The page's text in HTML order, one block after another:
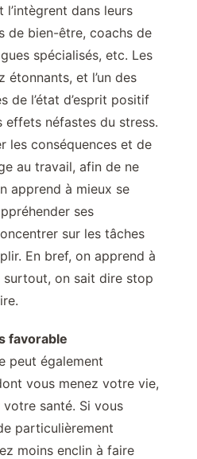
dans leurs
de bien-être, coachs de
spécialisés, etc. Les
étonnants, et l’un des
de l’état d’esprit positif
effets néfastes du stress.
les conséquences et de
au travail, afin de ne
apprend à mieux se
ses
sur les tâches
En bref, on apprend à
on sait dire stop
favorable
peut également
vous menez votre vie,
santé. Si vous
particulièrement
moins enclin à faire